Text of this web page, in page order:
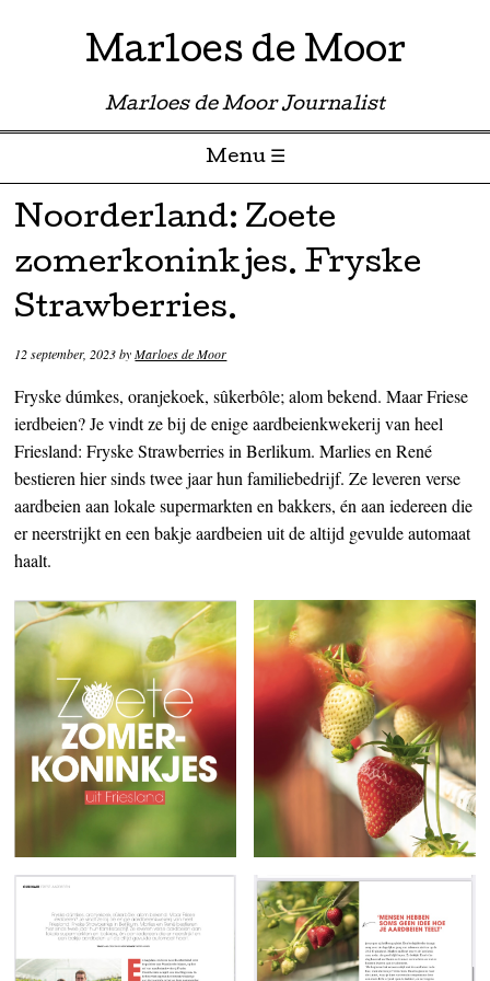
Marloes de Moor
Marloes de Moor Journalist
Menu ☰
Skip to content
Noorderland: Zoete
zomerkoninkjes. Fryske
Strawberries.
12 september, 2023byMarloes de Moor
Fryske dúmkes, oranjekoek, sûkerbôle; alom bekend. Maar Friese
ierdbeien? Je vindt ze bij de enige aardbeienkwekerij van heel
Friesland: Fryske Strawberries in Berlikum. Marlies en René
bestieren hier sinds twee jaar hun familiebedrijf. Ze leveren verse
aardbeien aan lokale supermarkten en bakkers, én aan iedereen die
er neerstrijkt en een bakje aardbeien uit de altijd gevulde automaat
haalt.